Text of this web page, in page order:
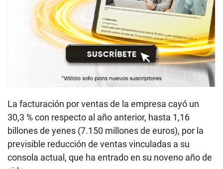
La facturación por ventas de la empresa cayó un
30,3 % con respecto al año anterior, hasta 1,16
billones de yenes (7.150 millones de euros), por la
previsible reducción de ventas vinculadas a su
consola actual, que ha entrado en su noveno año de